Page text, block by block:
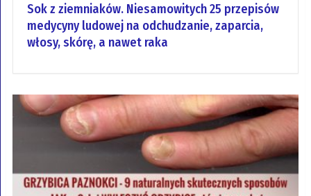
Sok z ziemniaków. Niesamowitych 25 przepisów
medycyny ludowej na odchudzanie, zaparcia,
włosy, skórę, a nawet raka